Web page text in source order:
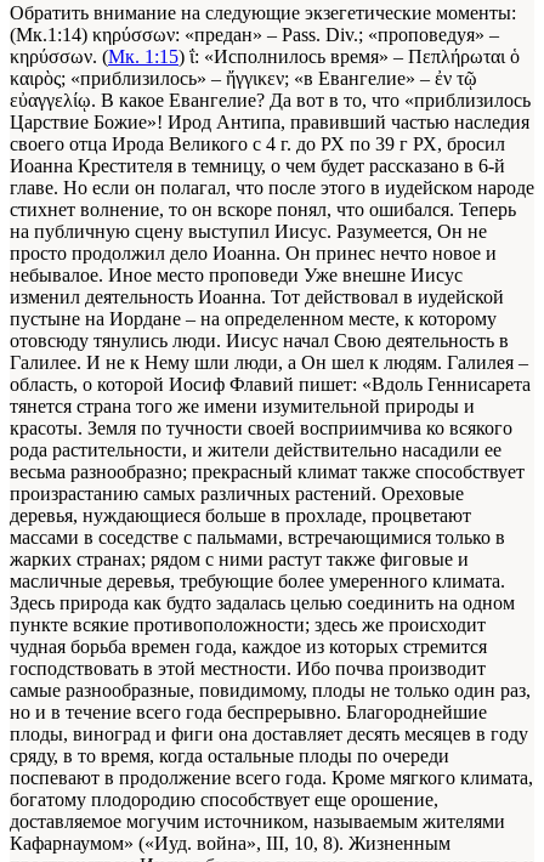
Обратить внимание на следующие экзегетические моменты:
(Мк.1:14) κηρύσσων: «предан» – Pass. Div.; «проповедуя» –
κηρύσσων. (Мк. 1:15) ΐ: «Исполнилось время» – Πεπλήρωται ὁ
καιρὸς; «приблизилось» – ἤγγικεν; «в Евангелие» – ἐν τῷ
εὐαγγελίῳ. В какое Евангелие? Да вот в то, что «приблизилось
Царствие Божие»! Ирод Антипа, правивший частью наследия
своего отца Ирода Великого с 4 г. до РХ по 39 г РХ, бросил
Иоанна Крестителя в темницу, о чем будет рассказано в 6-й
главе. Но если он полагал, что после этого в иудейском народе
стихнет волнение, то он вскоре понял, что ошибался. Теперь
на публичную сцену выступил Иисус. Разумеется, Он не
просто продолжил дело Иоанна. Он принес нечто новое и
небывалое. Иное место проповеди Уже внешне Иисус
изменил деятельность Иоанна. Тот действовал в иудейской
пустыне на Иордане – на определенном месте, к которому
отовсюду тянулись люди. Иисус начал Свою деятельность в
Галилее. И не к Нему шли люди, а Он шел к людям. Галилея –
область, о которой Иосиф Флавий пишет: «Вдоль Геннисарета
тянется страна того же имени изумительной природы и
красоты. Земля по тучности своей восприимчива ко всякого
рода растительности, и жители действительно насадили ее
весьма разнообразно; прекрасный климат также способствует
произрастанию самых различных растений. Ореховые
деревья, нуждающиеся больше в прохладе, процветают
массами в соседстве с пальмами, встречающимися только в
жарких странах; рядом с ними растут также фиговые и
масличные деревья, требующие более умеренного климата.
Здесь природа как будто задалась целью соединить на одном
пункте всякие противоположности; здесь же происходит
чудная борьба времен года, каждое из которых стремится
господствовать в этой местности. Ибо почва производит
самые разнообразные, повидимому, плоды не только один раз,
но и в течение всего года беспрерывно. Благороднейшие
плоды, виноград и фиги она доставляет десять месяцев в году
сряду, в то время, когда остальные плоды по очереди
поспевают в продолжение всего года. Кроме мягкого климата,
богатому плодородию способствует еще орошение,
доставляемое могучим источником, называемым жителями
Кафарнаумом» («Иуд. война», III, 10, 8). Жизненным